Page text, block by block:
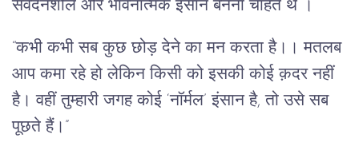
संवेदनशील और भावनात्मक इंसान बनना चाहते थे ।
“कभी कभी सब कुछ छोड़ देने का मन करता है।। मतलब
आप कमा रहे हो लेकिन किसी को इसकी कोई क़दर नहीं
है। वहीं तुम्हारी जगह कोई ‘नॉर्मल’ इंसान है, तो उसे सब
पूछते हैं।”